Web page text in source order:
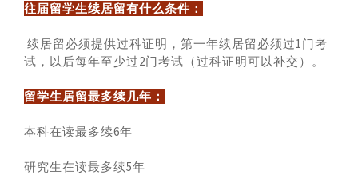
往届留学生续居留有什么条件：
续居留必须提供过科证明，第一年续居留必须过1门考
试，以后每年至少过2门考试（过科证明可以补交）。
留学生居留最多续几年：
本科在读最多续6年
研究生在读最多续5年